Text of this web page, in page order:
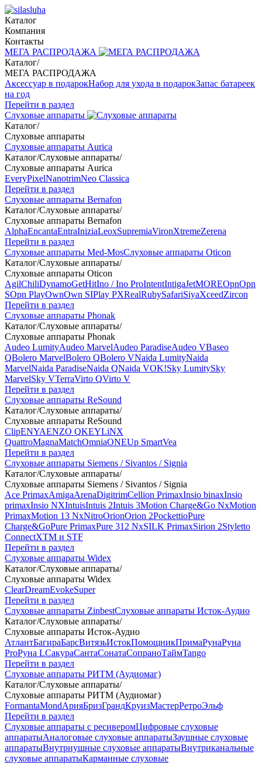
Каталог
Компания
Контакты
МЕГА РАСПРОДАЖА
Каталог/
МЕГА РАСПРОДАЖА
Аксессуар в подарокНабор для ухода в подарокЗапас батареек
на год
Перейти в раздел
Слуховые аппараты
Каталог/
Слуховые аппараты
Слуховые аппараты Aurica
Каталог/Слуховые аппараты/
Слуховые аппараты Aurica
EveryPixelNanotrimNeo Classica
Перейти в раздел
Слуховые аппараты Bernafon
Каталог/Слуховые аппараты/
Слуховые аппараты Bernafon
AlphaEncantaEntraIniziaLeoxSupremiaVironXtremeZerena
Перейти в раздел
Слуховые аппараты Med-MosСлуховые аппараты Oticon
Каталог/Слуховые аппараты/
Слуховые аппараты Oticon
AgilChiliDynamoGetHitIno / Ino ProIntentIntigaJetMOREOpnOpn
SOpn PlayOwnOwn SIPlay PXRealRubySafariSiyaXceedZircon
Перейти в раздел
Слуховые аппараты Phonak
Каталог/Слуховые аппараты/
Слуховые аппараты Phonak
Audeo LumityAudeo MarvelAudeo ParadiseAudeo VBaseo
QBolero MarvelBolero QBolero VNaida LumityNaida
MarvelNaida ParadiseNaida QNaida VOK!Sky LumitySky
MarvelSky VTerraVirto QVirto V
Перейти в раздел
Слуховые аппараты ReSound
Каталог/Слуховые аппараты/
Слуховые аппараты ReSound
ClipENYAENZO QKEYLiNX
QuattroMagnaMatchOmniaONEUp SmartVea
Перейти в раздел
Слуховые аппараты Siemens / Sivantos / Signia
Каталог/Слуховые аппараты/
Слуховые аппараты Siemens / Sivantos / Signia
Ace PrimaxAmigaArenaDigitrimCellion PrimaxInsio binaxInsio
primaxInsio NXIntuisIntuis 2Intuis 3Motion Charge&Go NxMotion
PrimaxMotion 13 NxNitroOrionOrion 2PockettioPure
Charge&GoPure PrimaxPure 312 NxSILK PrimaxSirion 2Styletto
ConnectXTM и STF
Перейти в раздел
Слуховые аппараты Widex
Каталог/Слуховые аппараты/
Слуховые аппараты Widex
ClearDreamEvokeSuper
Перейти в раздел
Слуховые аппараты ZinbestСлуховые аппараты Исток-Аудио
Каталог/Слуховые аппараты/
Слуховые аппараты Исток-Аудио
АтлантБагираБарсВитязьИстокПомощникПримаРунаРуна
ProРуна LСакураСантаСонатаСопраноТаймTango
Перейти в раздел
Слуховые аппараты РИТМ (Аудиомаг)
Каталог/Слуховые аппараты/
Слуховые аппараты РИТМ (Аудиомаг)
FormantaMondАрияБризГрандКруизМастерРетроЭльф
Перейти в раздел
Слуховые аппараты с ресиверомЦифровые слуховые
аппаратыАналоговые слуховые аппаратыЗаушные слуховые
аппаратыВнутриушные слуховые аппаратыВнутриканальные
слуховые аппаратыКарманные слуховые